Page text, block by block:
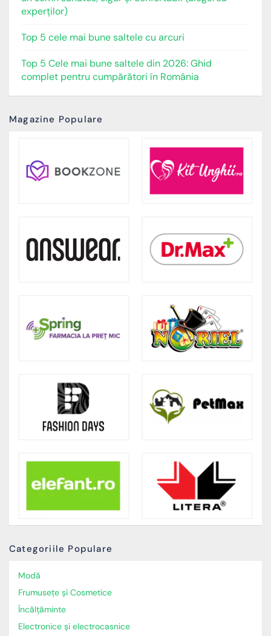
experților)
Top 5 cele mai bune saltele cu arcuri
Top 5 Cele mai bune saltele din 2026: Ghid
complet pentru cumpărători în România
Magazine Populare
Categoriile Populare
Modă
Frumusețe și Cosmetice
Încălţăminte
Electronice și electrocasnice